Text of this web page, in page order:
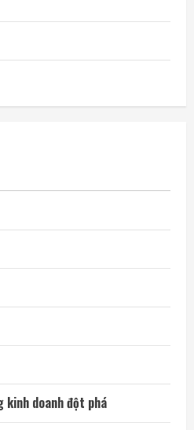
kinh doanh đột phá